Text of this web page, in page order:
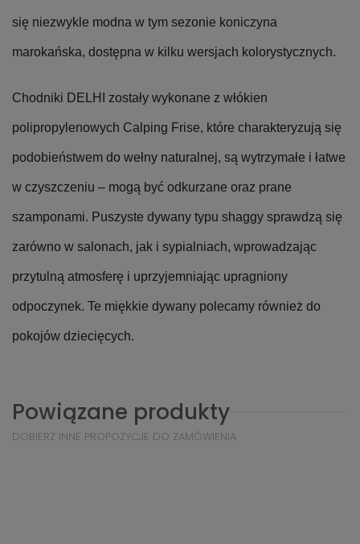
się niezwykle modna w tym sezonie koniczyna
marokańska, dostępna w kilku wersjach kolorystycznych.
Chodniki DELHI zostały wykonane z włókien
polipropylenowych Calping Frise, które charakteryzują się
podobieństwem do wełny naturalnej, są wytrzymałe i łatwe
w czyszczeniu – mogą być odkurzane oraz prane
szamponami. Puszyste dywany typu shaggy sprawdzą się
zarówno w salonach, jak i sypialniach, wprowadzając
przytulną atmosferę i uprzyjemniając upragniony
odpoczynek. Te miękkie dywany polecamy również do
pokojów dziecięcych.
Powiązane produkty
DOBIERZ INNE PROPOZYCJE DO ZAMÓWIENIA